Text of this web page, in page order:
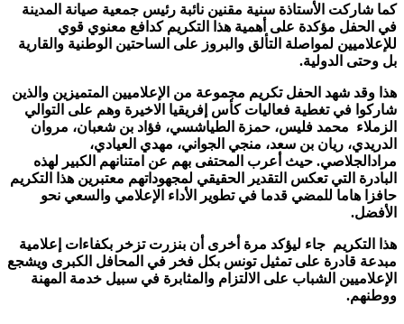
كما شاركت الأستاذة سنية مقنين نائبة رئيس جمعية صيانة المدينة
في الحفل مؤكدة على أهمية هذا التكريم كدافع معنوي قوي
للإعلاميين لمواصلة التألق والبروز على الساحتين الوطنية والقارية
بل وحتى الدولية.
هذا وقد شهد الحفل تكريم مجموعة من الإعلاميين المتميزين والذين
شاركوا في تغطية فعاليات كأس إفريقيا الاخيرة وهم على التوالي
الزملاء محمد فليس، حمزة الطياشسي، فؤاد بن شعبان، مروان
الدريدي، ريان بن سعد، منجي الجواني، مهدي العيادي،
مرادالجلاصي. حيث أعرب المحتفى بهم عن امتنانهم الكبير لهذه
البادرة التي تعكس التقدير الحقيقي لمجهوداتهم معتبرين هذا التكريم
حافزا هاما للمضي قدما في تطوير الأداء الإعلامي والسعي نحو
الأفضل.
هذا التكريم جاء ليؤكد مرة أخرى أن بنزرت تزخر بكفاءات إعلامية
مبدعة قادرة على تمثيل تونس بكل فخر في المحافل الكبرى ويشجع
الإعلاميين الشباب على الالتزام والمثابرة في سبيل خدمة المهنة
ووطنهم.